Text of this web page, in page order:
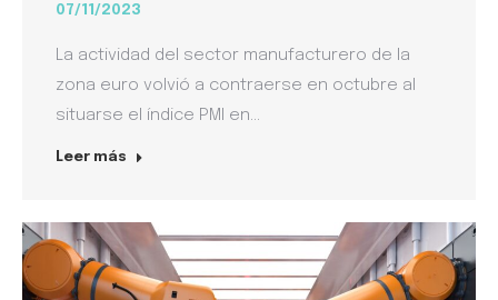
07/11/2023
La actividad del sector manufacturero de la
zona euro volvió a contraerse en octubre al
situarse el índice PMI en…
Leer más